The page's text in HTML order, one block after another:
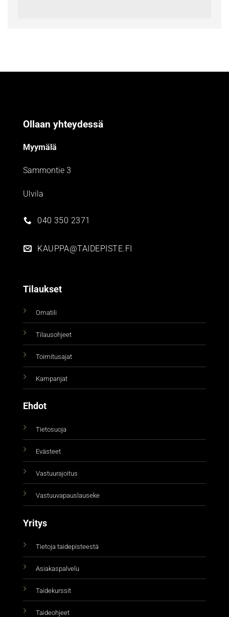
Ollaan yhteydessä
Myymälä
Sammontie 3
Ulvila
040 350 2371
KAUPPA@TAIDEPISTE.FI
Tilaukset
Omatili
Tilausohjeet
Toimitusajat
Kampanjat
Ehdot
Tietosuoja
Evästeet
Vastuurajoitus
Vastuuvapauslauseke
Yritys
Tietoja taidepisteestä
Asiakaspalvelu
Taidekurssit
Taideohjeet